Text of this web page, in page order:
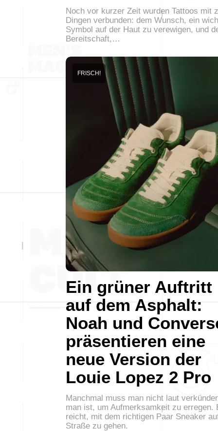
Noch vor kurzer Zeit wurden Tattoos mit
Dingen verbunden: dem Wunsch, ein
Symbol auf der Haut zu verewigen, und
Bereitschaft,…
Ein grüner Auftritt
auf dem Asphalt:
Noah und
präsentieren eine
neue Version der
Louie Lopez 2 Pro
FRISCH!
Manchmal muss man nicht laut
man ist, um Aufmerksamkeit zu erregen.
reicht, mit dem richtigen Paar Sneaker
Straße zu gehen.